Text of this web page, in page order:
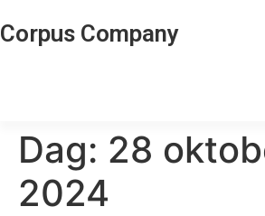
Corpus Company
Dag: 28
2024